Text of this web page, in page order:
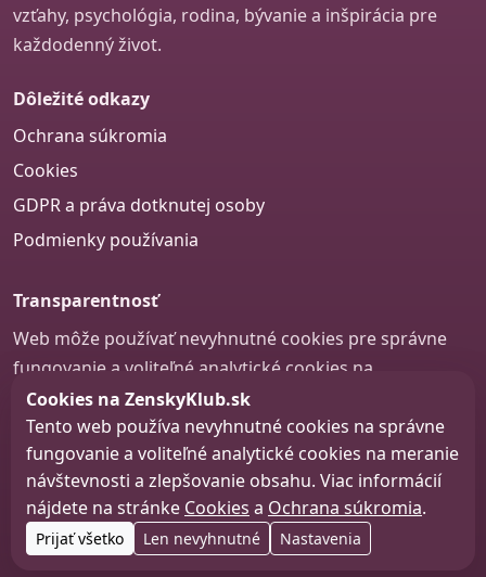
vzťahy, psychológia, rodina, bývanie a inšpirácia pre
každodenný život.
Dôležité odkazy
Ochrana súkromia
Cookies
GDPR a práva dotknutej osoby
Podmienky používania
Transparentnosť
Web môže používať nevyhnutné cookies pre správne
fungovanie a voliteľné analytické cookies na
zlepšovanie obsahu a používateľskej skúsenosti.
Nastavenie cookies
© 2026 zenskyklub.sk
Web design, tvorba webu a SEO –Consultee, s.r.o.
Cookies na ZenskyKlub.sk
Tento web používa nevyhnutné cookies na správne
fungovanie a voliteľné analytické cookies na meranie
návštevnosti a zlepšovanie obsahu. Viac informácií
nájdete na stránke Cookies a Ochrana súkromia.
Prijať všetko Len nevyhnutné Nastavenia